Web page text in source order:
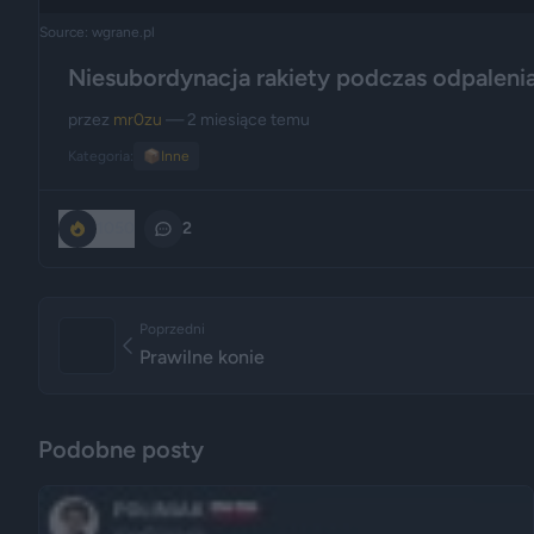
Source: wgrane.pl
Niesubordynacja rakiety podczas
przez mr0zu — 2 miesiące temu
Kategoria: 📦 Inne
2
Poprzedni
Prawilne konie
Podobne posty